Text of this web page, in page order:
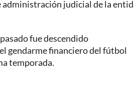
administración judicial de la
fue descendido
gendarme financiero del fútbol
temporada.